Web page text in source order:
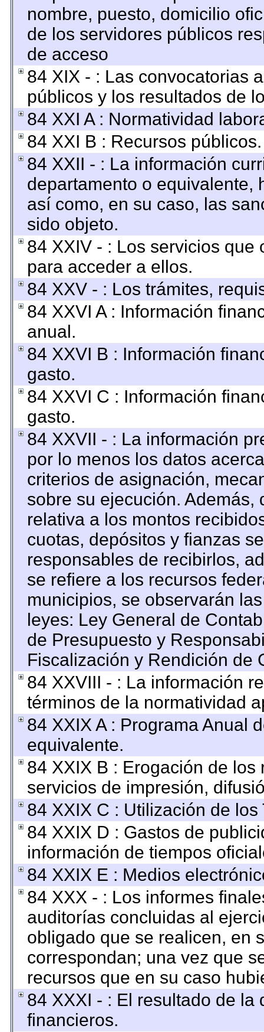
nombre, puesto, domicilio
de los servidores públicos
de acceso
84 XIX - : Las convocatorias
públicos y los resultados de
84 XXI A : Normatividad
84 XXI B : Recursos públicos.
84 XXII - : La información
departamento o equivalente,
así como, en su caso, las
sido objeto.
84 XXIV - : Los servicios
para acceder a ellos.
84 XXV - : Los trámites,
84 XXVI A : Información
anual.
84 XXVI B : Información
gasto.
84 XXVI C : Información
gasto.
84 XXVII - : La información
por lo menos los datos
criterios de asignación,
sobre su ejecución.
relativa a los montos
cuotas, depósitos y fianzas
responsables de recibirlos,
se refiere a los recursos
municipios, se observarán
leyes: Ley General de
de Presupuesto y
Fiscalización y Rendición de
84 XXVIII - : La información
términos de la normatividad
84 XXIX A : Programa Anual
equivalente.
84 XXIX B : Erogación de
servicios de impresión,
84 XXIX C : Utilización de
84 XXIX D : Gastos de
información de tiempos
84 XXIX E : Medios
84 XXX - : Los informes
auditorías concluidas al
obligado que se realicen, en
correspondan; una vez que
recursos que en su caso
84 XXXI - : El resultado de
financieros.